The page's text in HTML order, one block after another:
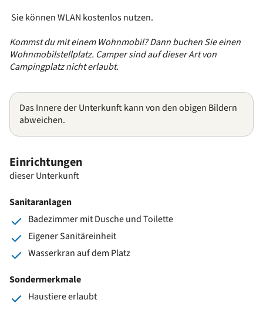
Sie können WLAN kostenlos nutzen.
Kommst du mit einem Wohnmobil? Dann buchen Sie einen
Wohnmobilstellplatz. Camper sind auf dieser Art von
Campingplatz nicht erlaubt.
Das Innere der Unterkunft kann von den obigen Bildern
abweichen.
Einrichtungen
dieser Unterkunft
Sanitaranlagen
Badezimmer mit Dusche und Toilette
Eigener Sanitäreinheit
Wasserkran auf dem Platz
Sondermerkmale
Haustiere erlaubt